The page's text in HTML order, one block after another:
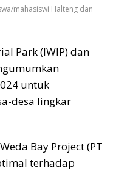
mahasiswi Halteng dan
Park (IWIP) dan
untuk
desa lingkar
Bay Project (PT
terhadap